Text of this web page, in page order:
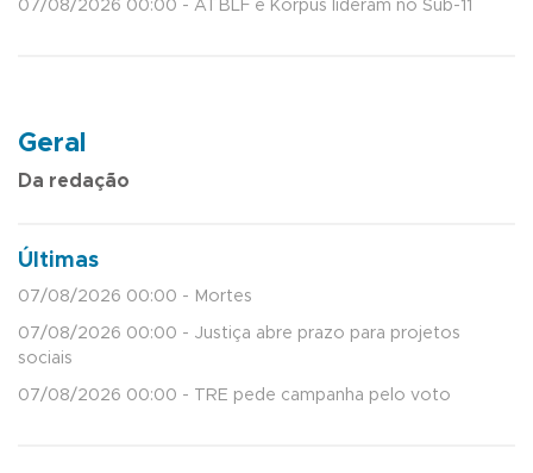
07/08/2026 00:00 - ATBLF e Korpus lideram no Sub-11
Geral
Da redação
Últimas
07/08/2026 00:00 - Mortes
07/08/2026 00:00 - Justiça abre prazo para projetos
sociais
07/08/2026 00:00 - TRE pede campanha pelo voto